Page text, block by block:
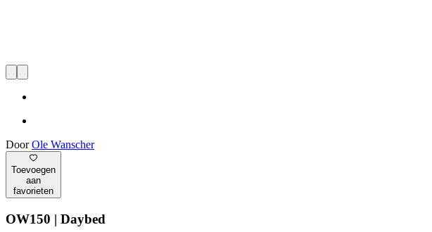
DoorOle Wanscher
Toevoegen
aan
favorieten
OW150 | Daybed